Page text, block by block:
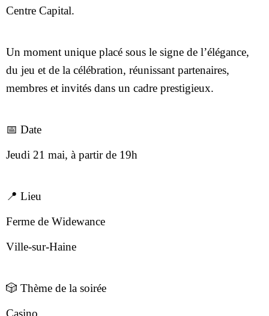
Centre Capital.
Un moment unique placé sous le signe de l’élégance,
du jeu et de la célébration, réunissant partenaires,
membres et invités dans un cadre prestigieux.
📅 Date
Jeudi 21 mai, à partir de 19h
📍 Lieu
Ferme de Widewance
Ville-sur-Haine
🎲 Thème de la soirée
Casino